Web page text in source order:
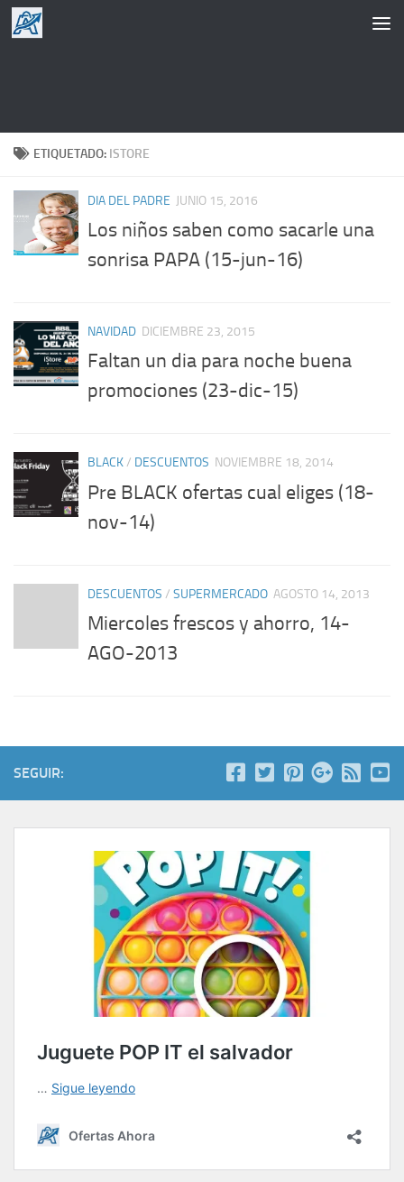
Saltar al contenido
ETIQUETADO: ISTORE
DIA DEL PADRE JUNIO 15, 2016
Los niños saben como sacarle una
sonrisa PAPA (15-jun-16)
NAVIDAD DICIEMBRE 23, 2015
Faltan un dia para noche buena
promociones (23-dic-15)
BLACK/ DESCUENTOS NOVIEMBRE 18, 2014
Pre BLACK ofertas cual eliges (18-
nov-14)
DESCUENTOS / SUPERMERCADO AGOSTO 14, 2013
Miercoles frescos y ahorro, 14-
AGO-2013
SEGUIR: